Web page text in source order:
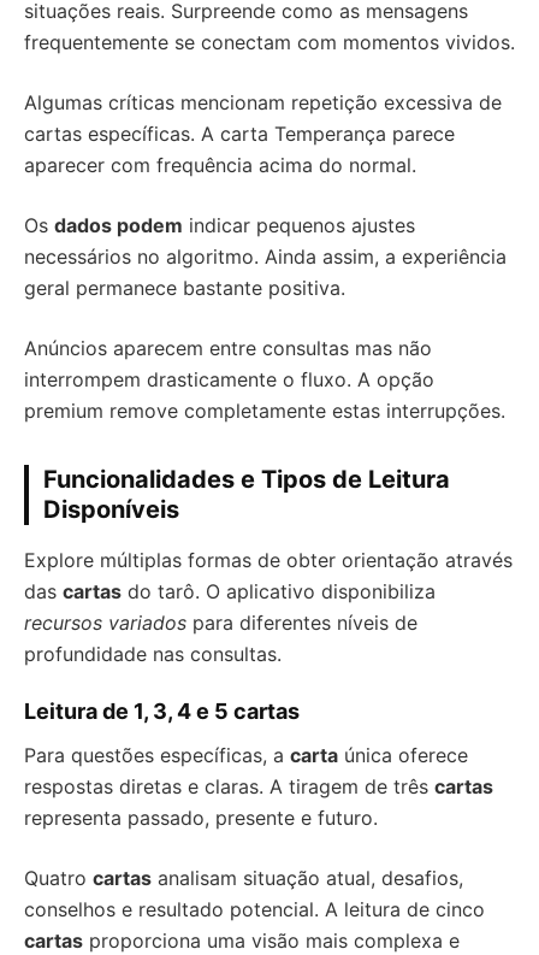
situações reais. Surpreende como as mensagens
frequentemente se conectam com momentos vividos.
Algumas críticas mencionam repetição excessiva de
cartas específicas. A carta Temperança parece
aparecer com frequência acima do normal.
Os dados podem indicar pequenos ajustes
necessários no algoritmo. Ainda assim, a experiência
geral permanece bastante positiva.
Anúncios aparecem entre consultas mas não
interrompem drasticamente o fluxo. A opção
premium remove completamente estas interrupções.
Funcionalidades e Tipos de Leitura
Disponíveis
Explore múltiplas formas de obter orientação através
das cartas do tarô. O aplicativo disponibiliza
recursos variados para diferentes níveis de
profundidade nas consultas.
Leitura de 1, 3, 4 e 5 cartas
Para questões específicas, a carta única oferece
respostas diretas e claras. A tiragem de três cartas
representa passado, presente e futuro.
Quatro cartas analisam situação atual, desafios,
conselhos e resultado potencial. A leitura de cinco
cartas proporciona uma visão mais complexa e